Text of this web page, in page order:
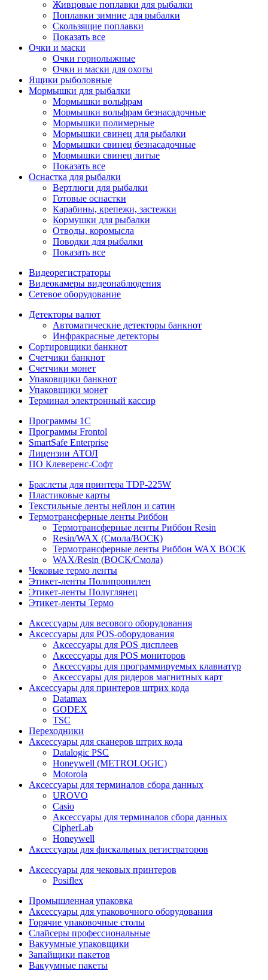
Живцовые поплавки для рыбалки
Поплавки зимние для рыбалки
Скользящие поплавки
Показать все
Очки и маски
Очки горнолыжные
Очки и маски для охоты
Ящики рыболовные
Мормышки для рыбалки
Мормышки вольфрам
Мормышки вольфрам безнасадочные
Мормышки полимерные
Мормышки свинец для рыбалки
Мормышки свинец безнасадочные
Мормышки свинец литые
Показать все
Оснастка для рыбалки
Вертлюги для рыбалки
Готовые оснастки
Карабины, крепежи, застежки
Кормушки для рыбалки
Отводы, коромысла
Поводки для рыбалки
Показать все
Видеорегистраторы
Видеокамеры видеонаблюдения
Сетевое оборудование
Детекторы валют
Автоматические детекторы банкнот
Инфракрасные детекторы
Сортировщики банкнот
Счетчики банкнот
Счетчики монет
Упаковщики банкнот
Упаковщики монет
Терминал электронный кассир
Программы 1C
Программы Frontol
SmartSafe Enterprise
Лицензии АТОЛ
ПО Клеверенс-Софт
Браслеты для принтера TDP-225W
Пластиковые карты
Текстильные ленты нейлон и сатин
Термотрансферные ленты Риббон
Термотрансферные ленты Риббон Resin
Resin/WAX (Смола/ВОСК)
Термотрансферные ленты Риббон WAX ВОСК
WAX/Resin (ВОСК/Смола)
Чековые термо ленты
Этикет-ленты Полипропилен
Этикет-ленты Полуглянец
Этикет-ленты Термо
Аксессуары для весового оборудования
Аксессуары для POS-оборудования
Аксессуары для POS дисплеев
Аксессуары для POS мониторов
Аксессуары для программируемых клавиатур
Аксессуары для ридеров магнитных карт
Аксессуары для принтеров штрих кода
Datamax
GODEX
TSC
Переходники
Аксессуары для сканеров штрих кода
Datalogic PSC
Honeywell (METROLOGIC)
Motorola
Аксессуары для терминалов сбора данных
UROVO
Casio
Аксессуары для терминалов сбора данных
CipherLab
Honeywell
Аксессуары для фискальных регистраторов
Аксессуары для чековых принтеров
Posiflex
Промышленная упаковка
Аксессуары для упаковочного оборудования
Горячие упаковочные столы
Слайсеры профессиональные
Вакуумные упаковщики
Запайщики пакетов
Вакуумные пакеты